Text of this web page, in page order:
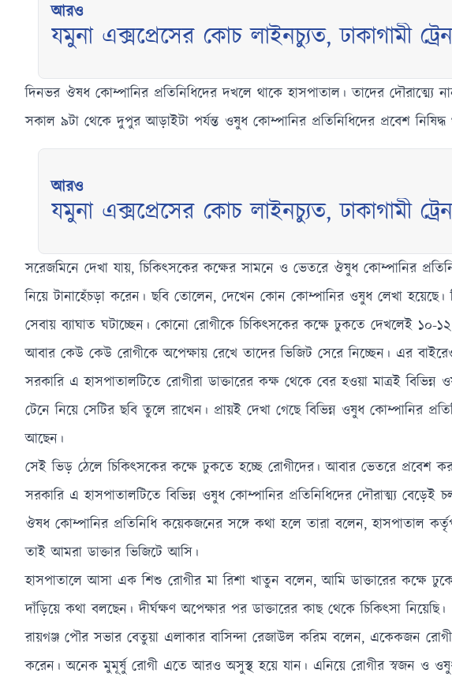
আরও
যমুনা এক্সপ্রেসের কোচ লাইনচ্যুত, ঢাকাগামী
দিনভর ঔষধ কোম্পানির প্রতিনিধিদের দখলে থাকে হাসপাতাল। তাদের দৌরাত্ম্যে
সকাল ৯টা থেকে দুপুর আড়াইটা পর্যন্ত ওষুধ কোম্পানির প্রতিনিধিদের প্রবেশ নিষিদ্ধ
আরও
যমুনা এক্সপ্রেসের কোচ লাইনচ্যুত, ঢাকাগামী
সরেজমিনে দেখা যায়, চিকিৎসকের কক্ষের সামনে ও ভেতরে ঔষুধ কোম্পানির
নিয়ে টানাহেঁচড়া করেন। ছবি তোলেন, দেখেন কোন কোম্পানির ওষুধ লেখা হয়েছে।
সেবায় ব্যাঘাত ঘটাচ্ছেন। কোনো রোগীকে চিকিৎসকের কক্ষে ঢুকতে দেখলেই
আবার কেউ কেউ রোগীকে অপেক্ষায় রেখে তাদের ভিজিট সেরে নিচ্ছেন। এর
সরকারি এ হাসপাতালটিতে রোগীরা ডাক্তারের কক্ষ থেকে বের হওয়া মাত্রই বিভিন্ন
টেনে নিয়ে সেটির ছবি তুলে রাখেন। প্রায়ই দেখা গেছে বিভিন্ন ওষুধ কোম্পানির
আছেন।
সেই ভিড় ঠেলে চিকিৎসকের কক্ষে ঢুকতে হচ্ছে রোগীদের। আবার ভেতরে প্রবেশ
সরকারি এ হাসপাতালটিতে বিভিন্ন ওষুধ কোম্পানির প্রতিনিধিদের দৌরাত্ম্য বেড়েই
ঔষধ কোম্পানির প্রতিনিধি কয়েকজনের সঙ্গে কথা হলে তারা বলেন, হাসপাতাল
তাই আমরা ডাক্তার ভিজিটে আসি।
হাসপাতালে আসা এক শিশু রোগীর মা রিশা খাতুন বলেন, আমি ডাক্তারের কক্ষে
দাঁড়িয়ে কথা বলছেন। দীর্ঘক্ষণ অপেক্ষার পর ডাক্তারের কাছ থেকে চিকিৎসা নিয়েছি।
রায়গঞ্জ পৌর সভার বেতুয়া এলাকার বাসিন্দা রেজাউল করিম বলেন, একেকজন
করেন। অনেক মুমূর্ষু রোগী এতে আরও অসুস্থ হয়ে যান। এনিয়ে রোগীর স্বজন ও